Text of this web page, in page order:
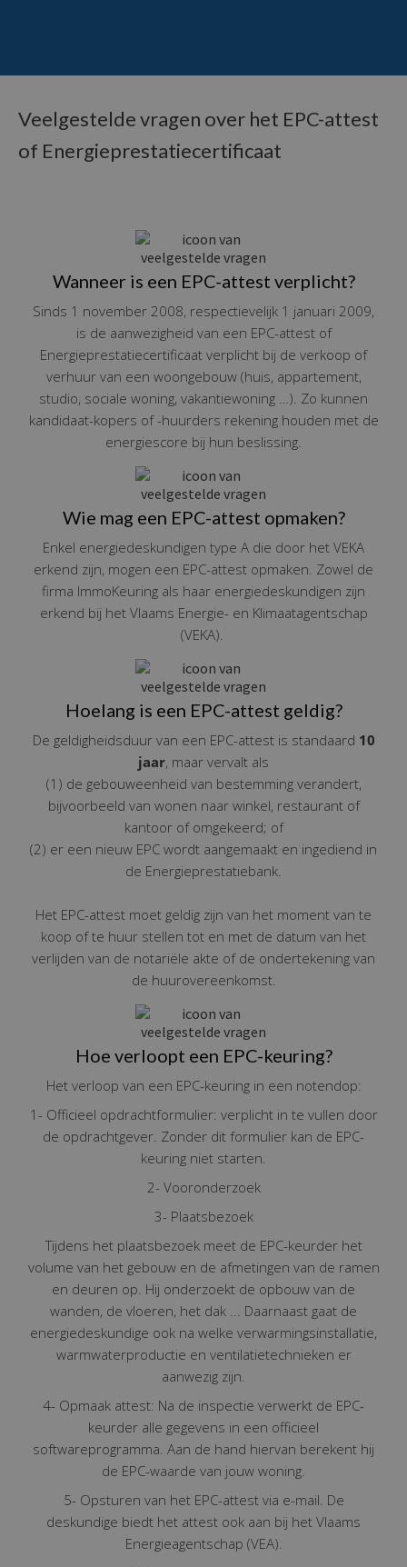
Veelgestelde vragen over het EPC-attest
of Energieprestatiecertificaat
Wanneer is een EPC-attest verplicht?
Sinds 1 november 2008, respectievelijk 1 januari 2009,
is de aanwezigheid van een EPC-attest of
Energieprestatiecertificaat verplicht bij de verkoop of
verhuur van een woongebouw (huis, appartement,
studio, sociale woning, vakantiewoning …). Zo kunnen
kandidaat-kopers of -huurders rekening houden met de
energiescore bij hun beslissing.
Wie mag een EPC-attest opmaken?
Enkel energiedeskundigen type A die door het VEKA
erkend zijn, mogen een EPC-attest opmaken. Zowel de
firma ImmoKeuring als haar energiedeskundigen zijn
erkend bij het Vlaams Energie- en Klimaatagentschap
(VEKA).
Hoelang is een EPC-attest geldig?
De geldigheidsduur van een EPC-attest is standaard 10
jaar, maar vervalt als
(1) de gebouweenheid van bestemming verandert,
bijvoorbeeld van wonen naar winkel, restaurant of
kantoor of omgekeerd; of
(2) er een nieuw EPC wordt aangemaakt en ingediend in
de Energieprestatiebank.
Het EPC-attest moet geldig zijn van het moment van te
koop of te huur stellen tot en met de datum van het
verlijden van de notariële akte of de ondertekening van
de huurovereenkomst.
Hoe verloopt een EPC-keuring?
Het verloop van een EPC-keuring in een notendop:
1- Officieel opdrachtformulier: verplicht in te vullen door
de opdrachtgever. Zonder dit formulier kan de EPC-
keuring niet starten.
2- Vooronderzoek
3- Plaatsbezoek
Tijdens het plaatsbezoek meet de EPC-keurder het
volume van het gebouw en de afmetingen van de ramen
en deuren op. Hij onderzoekt de opbouw van de
wanden, de vloeren, het dak ... Daarnaast gaat de
energiedeskundige ook na welke verwarmingsinstallatie,
warmwaterproductie en ventilatietechnieken er
aanwezig zijn.
4- Opmaak attest: Na de inspectie verwerkt de EPC-
keurder alle gegevens in een officieel
softwareprogramma. Aan de hand hiervan berekent hij
de EPC-waarde van jouw woning.
5- Opsturen van het EPC-attest via e-mail. De
deskundige biedt het attest ook aan bij het Vlaams
Energieagentschap (VEA).